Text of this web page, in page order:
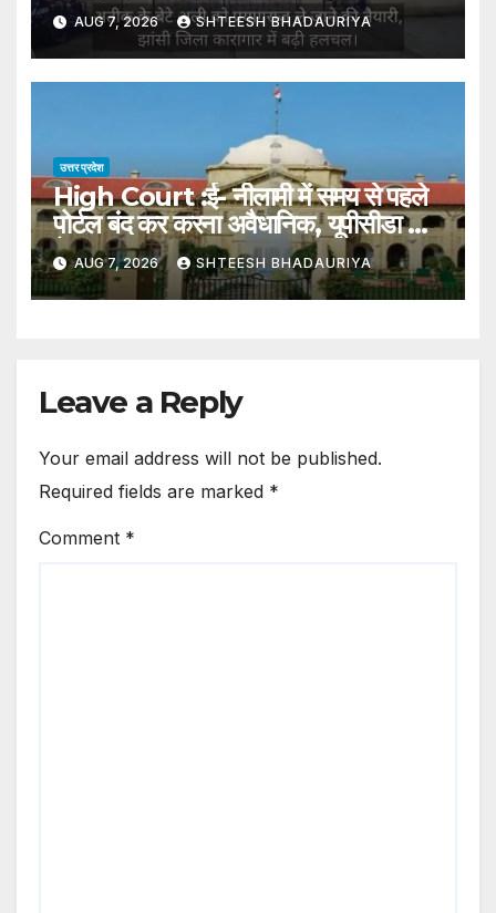
AUG 7, 2026 SHTEESH BHADAURIYA
उत्तर प्रदेश
High Court :ई- नीलामी में समय से पहले
पोर्टल बंद कर करना अवैधानिक, यूपीसीडा का
फैसला रद्द – High Court: Closing
The Portal Prematurely
During An E-auction Is Illegal;
AUG 7, 2026 SHTEESH BHADAURIYA
Leave a Reply
Your email address will not be published.
Required fields are marked *
Comment *